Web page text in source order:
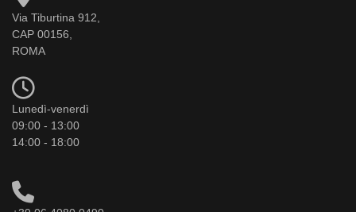
Via Tiburtina 912,
CAP 00156,
ROMA
Lunedì-venerdì
09:00 - 13:00
14:00 - 18:00